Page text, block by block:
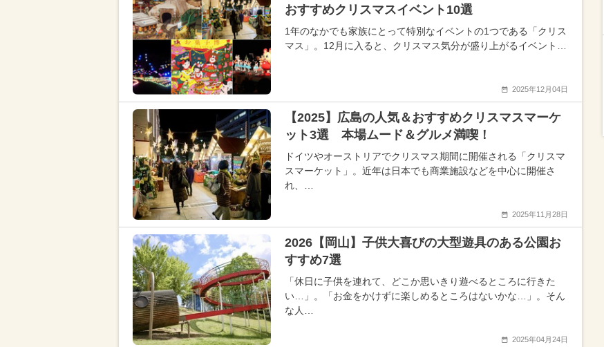
おすすめクリスマスイベント10選
1年のなかでも家族にとって特別なイベントの1つである「クリス
マス」。12月に入ると、クリスマス気分が盛り上がるイベント…
2025年12月04日
【2025】広島の人気＆おすすめクリスマスマーケ
ット3選 本場ムード＆グルメ満喫！
ドイツやオーストリアでクリスマス期間に開催される「クリスマ
スマーケット」。近年は日本でも商業施設などを中心に開催さ
れ、…
2025年11月28日
2026【岡山】子供大喜びの大型遊具のある公園お
すすめ7選
「休日に子供を連れて、どこか思いきり遊べるところに行きた
い…」。「お金をかけずに楽しめるところはないかな…」。そん
な人…
2025年04月24日